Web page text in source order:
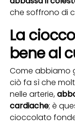
che soffrono di
La
bene al
Come abbiamo
ciò fa sì che
nelle arterie,
cardiache; è
cioccolato